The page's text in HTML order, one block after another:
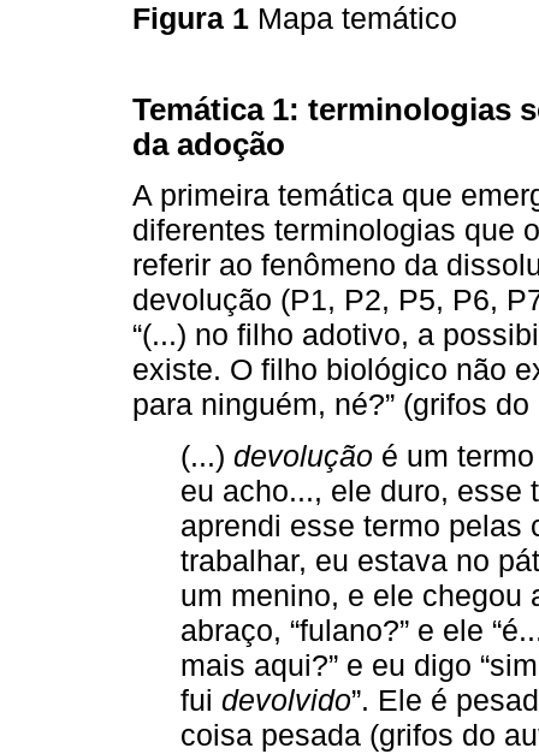
Figura 1 Mapa temático
Temática 1: terminologias
da adoção
A primeira temática que
diferentes terminologias que
referir ao fenômeno da
devolução (P1, P2, P5, P6,
“(...) no filho adotivo, a
existe. O filho biológico não
para ninguém, né?” (grifos
(...) devolução é um
eu acho..., ele duro, esse
aprendi esse termo pelas
trabalhar, eu estava no
um menino, e ele chegou
abraço, “fulano?” e ele
mais aqui?” e eu digo
fui devolvido”. Ele é
coisa pesada (grifos do